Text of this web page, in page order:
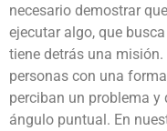
necesario demostrar
ejecutar algo, que
tiene detrás una
personas con una
perciban un problema y
ángulo puntual. En